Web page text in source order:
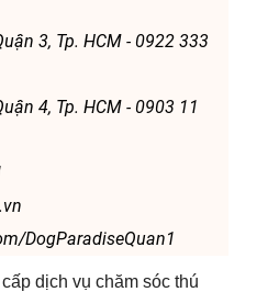
3, Tp. HCM - 0922 333
4, Tp. HCM - 0903 11
DogParadiseQuan1
dịch vụ chăm sóc thú